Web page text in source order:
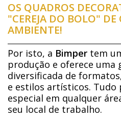
OS QUADROS
"CEREJA DO BOLO"
AMBIENTE!
Por isto, a Bimper tem
produção e oferece uma
diversificada de
e estilos artísticos. Tudo
especial em qualquer
seu local de trabalho.